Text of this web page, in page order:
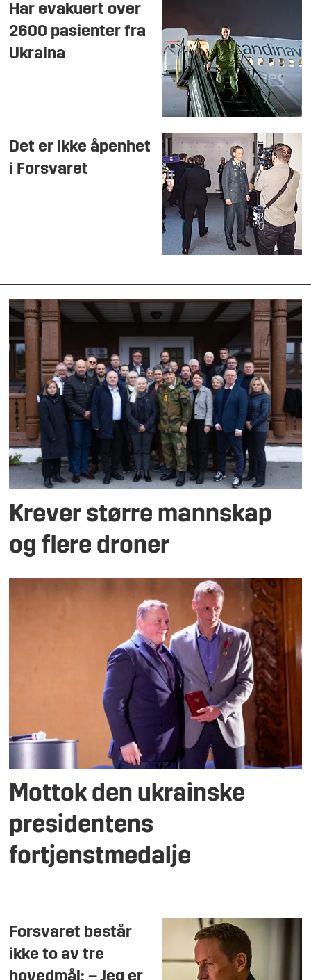
Har evakuert over
2600 pasienter fra
Ukraina
Det er ikke åpenhet
i Forsvaret
Krever større mannskap
og flere droner
Mottok den ukrainske
presidentens
fortjenstmedalje
Forsvaret består
ikke to av tre